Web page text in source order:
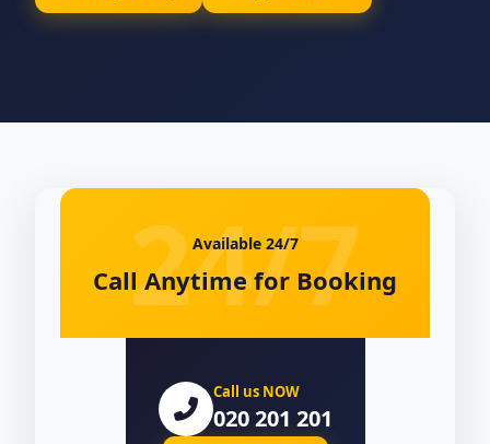
Available 24/7
Call Anytime for Booking
Call us NOW
020 201 201